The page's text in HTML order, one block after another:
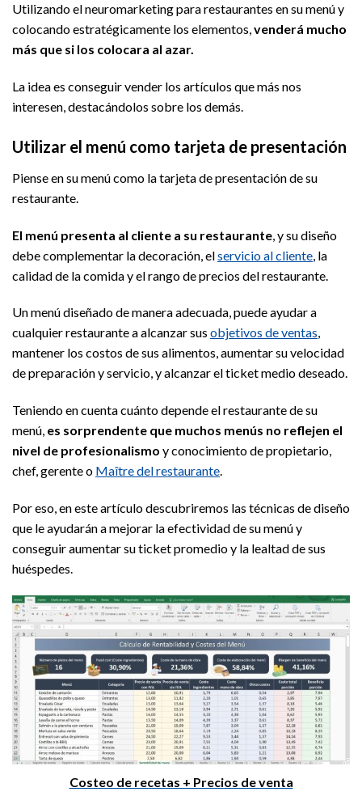
Utilizando el neuromarketing para restaurantes en su menú y
colocando estratégicamente los elementos,venderá mucho
más que si los colocara al azar.
La idea es conseguir vender los artículos que más nos
interesen, destacándolos sobre los demás.
Utilizar el menú como tarjeta de presentación
Piense en su menú como la tarjeta de presentación de su
restaurante.
El menú presenta al cliente a su restaurante , y su diseño
debe complementar la decoración, elservicio al cliente , la
calidad de la comida y el rango de precios del restaurante.
Un menú diseñado de manera adecuada, puede ayudar a
cualquier restaurante a alcanzar sus objetivos de ventas,
mantener los costos de sus alimentos, aumentar su velocidad
de preparación y servicio, y alcanzar el ticket medio deseado.
Teniendo en cuenta cuánto depende el restaurante de su
menú, es sorprendente que muchos menús no reflejen el
nivel de profesionalismo y conocimiento de propietario,
chef, gerente o Maître del restaurante.
Por eso, en este artículo descubriremos las técnicas de diseño
que le ayudarán a mejorar la efectividad de su menú y
conseguir aumentar su ticket promedio y la lealtad de sus
huéspedes.
Costeo de recetas + Precios de venta